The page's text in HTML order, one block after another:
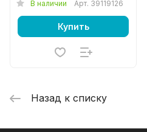
В наличии Арт. 39119126
Купить
Назад к списку